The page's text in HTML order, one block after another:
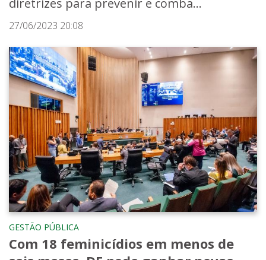
27/06/2023 20:08
GESTÃO PÚBLICA
Com 18 feminicídios em menos de